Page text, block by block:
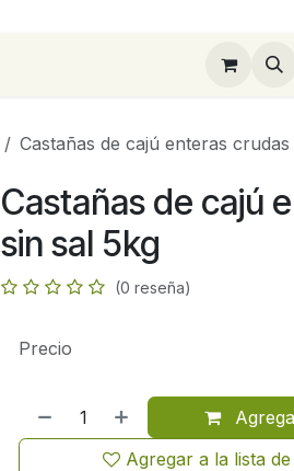
Castañas de cajú enteras crudas
Castañas de cajú
sin sal 5kg
(0 reseña)
Agregar a la lista de
Precio